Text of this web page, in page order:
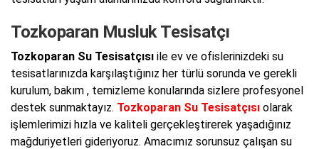
Tozkoparan Musluk Tesisatçı
Tozkoparan Su Tesisatçısı ile ev ve ofislerinizdeki su
tesisatlarınızda karşılaştığınız her türlü sorunda ve gerekli
kurulum, bakım , temizleme konularında sizlere profesyonel
destek sunmaktayız. Tozkoparan Su Tesisatçısı olarak
işlemlerimizi hızla ve kaliteli gerçekleştirerek yaşadığınız
mağduriyetleri gideriyoruz. Amacımız sorunsuz çalışan su